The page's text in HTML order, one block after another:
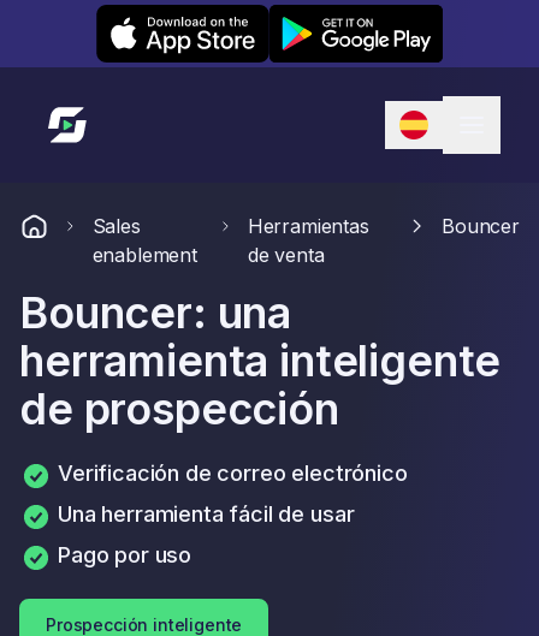
Leexi on iOS Leexi on Android
Enlace a la página de inicio
Sales
enablement
Herramientas
de venta
Bouncer
Bouncer: una
herramienta inteligente
de prospección
Verificación de correo electrónico
Una herramienta fácil de usar
Pago por uso
Prospección inteligente